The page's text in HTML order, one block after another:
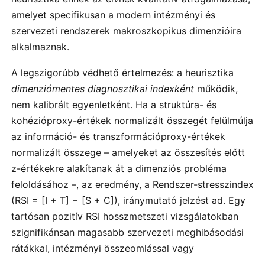
amelyet specifikusan a modern intézményi és
szervezeti rendszerek makroszkopikus dimenzióira
alkalmaznak.
A legszigorúbb védhető értelmezés: a heurisztika
dimenziómentes diagnosztikai indexként működik,
nem kalibrált egyenletként. Ha a struktúra- és
kohézióproxy-értékek normalizált összegét felülmúlja
az információ- és transzformációproxy-értékek
normalizált összege – amelyeket az összesítés előtt
z-értékekre alakítanak át a dimenziós probléma
feloldásához –, az eredmény, a Rendszer-stresszindex
(RSI = [I + T] − [S + C]), iránymutató jelzést ad. Egy
tartósan pozitív RSI hosszmetszeti vizsgálatokban
szignifikánsan magasabb szervezeti meghibásodási
rátákkal, intézményi összeomlással vagy